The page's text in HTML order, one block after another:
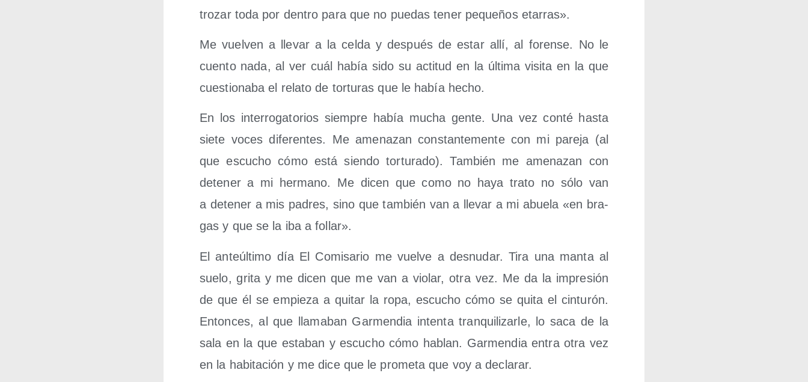
tro­zar toda por den­tro para que no pue­das tener peque­ños etarras».
Me vuel­ven a lle­var a la cel­da y des­pués de estar allí, al foren­se. No le
cuen­to nada, al ver cuál había sido su acti­tud en la últi­ma visi­ta en la que
cues­tio­na­ba el rela­to de tor­tu­ras que le había hecho.
En los inte­rro­ga­to­rios siem­pre había mucha gen­te. Una vez con­té has­ta
sie­te voces dife­ren­tes. Me ame­na­zan cons­tan­te­men­te con mi pare­ja (al
que escu­cho cómo está sien­do tor­tu­ra­do). Tam­bién me ame­na­zan con
dete­ner a mi her­mano. Me dicen que como no haya tra­to no sólo van
a dete­ner a mis padres, sino que tam­bién van a lle­var a mi abue­la «en bra­
gas y que se la iba a follar».
El ante­úl­ti­mo día El Comi­sa­rio me vuel­ve a des­nu­dar. Tira una man­ta al
sue­lo, gri­ta y me dicen que me van a vio­lar, otra vez. Me da la impre­sión
de que él se empie­za a qui­tar la ropa, escu­cho cómo se qui­ta el cin­tu­rón.
Enton­ces, al que lla­ma­ban Gar­men­dia inten­ta tran­qui­li­zar­le, lo saca de la
sala en la que esta­ban y escu­cho cómo hablan. Gar­men­dia entra otra vez
en la habi­ta­ción y me dice que le pro­me­ta que voy a declarar.